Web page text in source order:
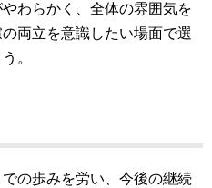
わらかく、全体の雰囲気を
両立を意識したい場面で選
。
の歩みを労い、今後の継続